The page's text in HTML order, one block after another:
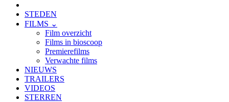
STEDEN
FILMS ⌄
Film overzicht
Films in bioscoop
Premierefilms
Verwachte films
NIEUWS
TRAILERS
VIDEOS
STERREN